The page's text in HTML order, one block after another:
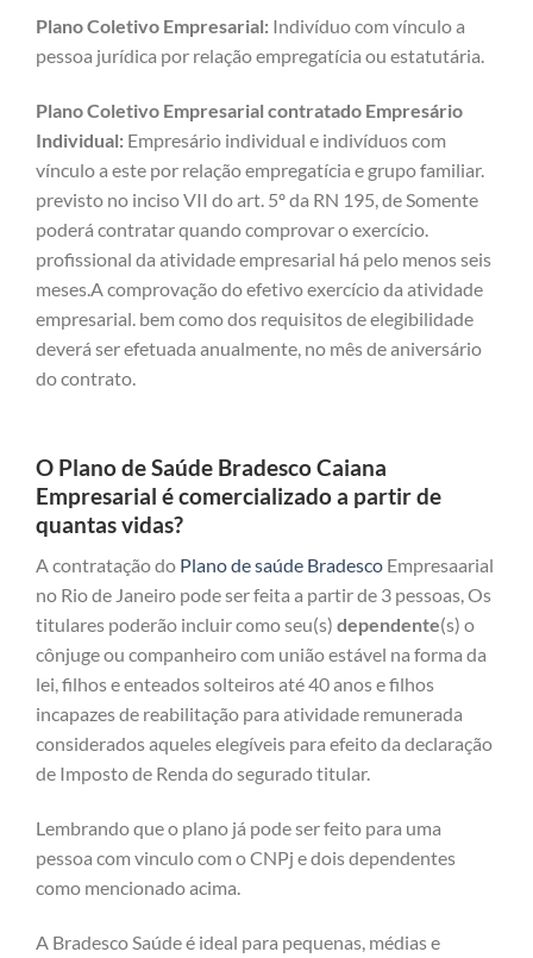
Plano Coletivo Empresarial: Indivíduo com vínculo a
pessoa jurídica por relação empregatícia ou estatutária.
Plano Coletivo Empresarial contratado Empresário
Individual: Empresário individual e indivíduos com
vínculo a este por relação empregatícia e grupo familiar.
previsto no inciso VII do art. 5º da RN 195, de Somente
poderá contratar quando comprovar o exercício.
profissional da atividade empresarial há pelo menos seis
meses.A comprovação do efetivo exercício da atividade
empresarial. bem como dos requisitos de elegibilidade
deverá ser efetuada anualmente, no mês de aniversário
do contrato.
O Plano de Saúde Bradesco Caiana
Empresarial é comercializado a partir de
quantas vidas?
A contratação do Plano de saúde Bradesco Empresaarial
no Rio de Janeiro pode ser feita a partir de 3 pessoas, Os
titulares poderão incluir como seu(s) dependente(s) o
cônjuge ou companheiro com união estável na forma da
lei, filhos e enteados solteiros até 40 anos e filhos
incapazes de reabilitação para atividade remunerada
considerados aqueles elegíveis para efeito da declaração
de Imposto de Renda do segurado titular.
Lembrando que o plano já pode ser feito para uma
pessoa com vinculo com o CNPj e dois dependentes
como mencionado acima.
A Bradesco Saúde é ideal para pequenas, médias e